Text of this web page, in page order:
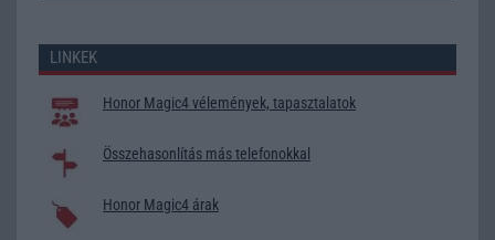
LINKEK
Honor Magic4 vélemények, tapasztalatok
Összehasonlítás más telefonokkal
Honor Magic4 árak